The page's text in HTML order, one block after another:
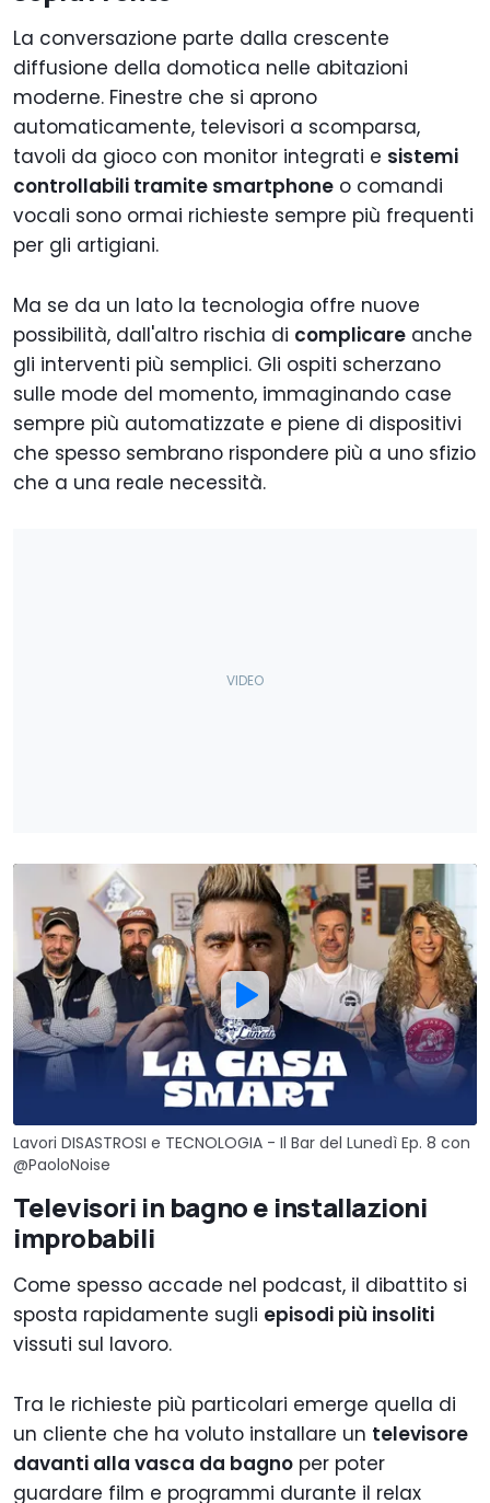
La conversazione parte dalla crescente
diffusione della domotica nelle abitazioni
moderne. Finestre che si aprono
automaticamente, televisori a scomparsa,
tavoli da gioco con monitor integrati e sistemi
controllabili tramite smartphone o comandi
vocali sono ormai richieste sempre più frequenti
per gli artigiani.
Ma se da un lato la tecnologia offre nuove
possibilità, dall'altro rischia di complicare anche
gli interventi più semplici. Gli ospiti scherzano
sulle mode del momento, immaginando case
sempre più automatizzate e piene di dispositivi
che spesso sembrano rispondere più a uno sfizio
che a una reale necessità.
Lavori DISASTROSI e TECNOLOGIA - Il Bar del Lunedì Ep. 8 con
‪@PaoloNoise‬
Televisori in bagno e installazioni
improbabili
Come spesso accade nel podcast, il dibattito si
sposta rapidamente sugli episodi più insoliti
vissuti sul lavoro.
Tra le richieste più particolari emerge quella di
un cliente che ha voluto installare un televisore
davanti alla vasca da bagno per poter
guardare film e programmi durante il relax